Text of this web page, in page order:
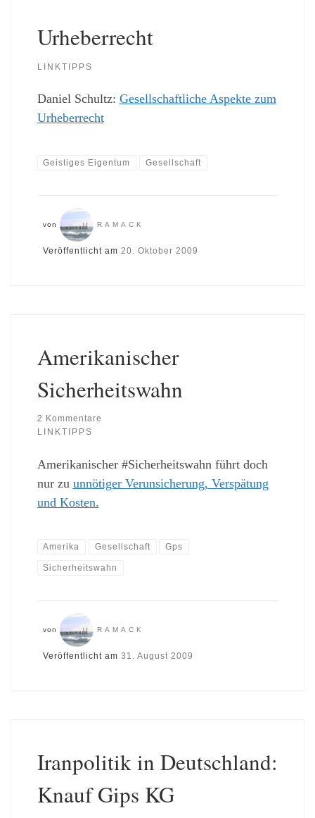
Urheberrecht
LINKTIPPS
Daniel Schultz: Gesellschaftliche Aspekte zum
Urheberrecht
Geistiges Eigentum Gesellschaft
von RAMACK
Veröffentlicht am 20. Oktober 2009
Amerikanischer
Sicherheitswahn
2 Kommentare
LINKTIPPS
Amerikanischer #Sicherheitswahn führt doch
nur zu unnötiger Verunsicherung, Verspätung
und Kosten.
Amerika Gesellschaft Gps
Sicherheitswahn
von RAMACK
Veröffentlicht am 31. August 2009
Iranpolitik in Deutschland:
Knauf Gips KG